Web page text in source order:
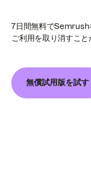
7日間無料でSemrush
ご利用を取り消すこと
無償試用版を試す